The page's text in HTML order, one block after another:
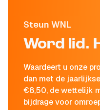
Steun WNL
Word lid.
Waardeert u onze
dan met de
€8,50, de wettelijk
bijdrage voor